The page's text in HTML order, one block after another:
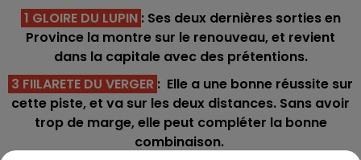
1 GLOIRE DU LUPIN : Ses deux dernières sorties en
Province la montre sur le renouveau, et revient
dans la capitale avec des prétentions.
3 FIILARETE DU VERGER : Elle a une bonne réussite sur
cette piste, et va sur les deux distances. Sans avoir
trop de marge, elle peut compléter la bonne
combinaison.